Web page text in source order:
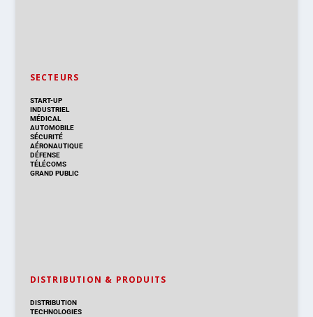
SECTEURS
START-UP
INDUSTRIEL
MÉDICAL
AUTOMOBILE
SÉCURITÉ
AÉRONAUTIQUE
DÉFENSE
TÉLÉCOMS
GRAND PUBLIC
DISTRIBUTION & PRODUITS
DISTRIBUTION
TECHNOLOGIES